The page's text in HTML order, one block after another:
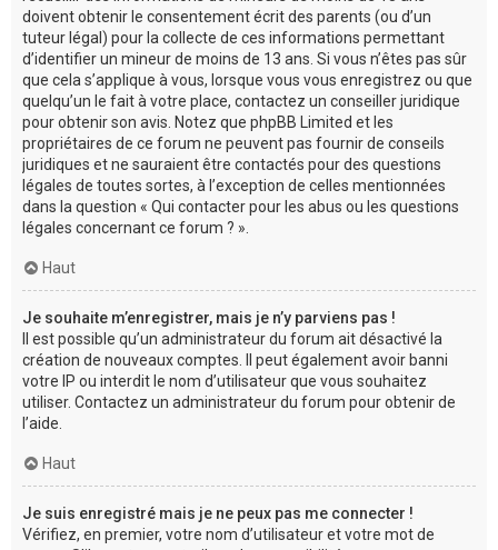
doivent obtenir le consentement écrit des parents (ou d’un
tuteur légal) pour la collecte de ces informations permettant
d’identifier un mineur de moins de 13 ans. Si vous n’êtes pas sûr
que cela s’applique à vous, lorsque vous vous enregistrez ou que
quelqu’un le fait à votre place, contactez un conseiller juridique
pour obtenir son avis. Notez que phpBB Limited et les
propriétaires de ce forum ne peuvent pas fournir de conseils
juridiques et ne sauraient être contactés pour des questions
légales de toutes sortes, à l’exception de celles mentionnées
dans la question « Qui contacter pour les abus ou les questions
légales concernant ce forum ? ».
Haut
Je souhaite m’enregistrer, mais je n’y parviens pas !
Il est possible qu’un administrateur du forum ait désactivé la
création de nouveaux comptes. Il peut également avoir banni
votre IP ou interdit le nom d’utilisateur que vous souhaitez
utiliser. Contactez un administrateur du forum pour obtenir de
l’aide.
Haut
Je suis enregistré mais je ne peux pas me connecter !
Vérifiez, en premier, votre nom d’utilisateur et votre mot de